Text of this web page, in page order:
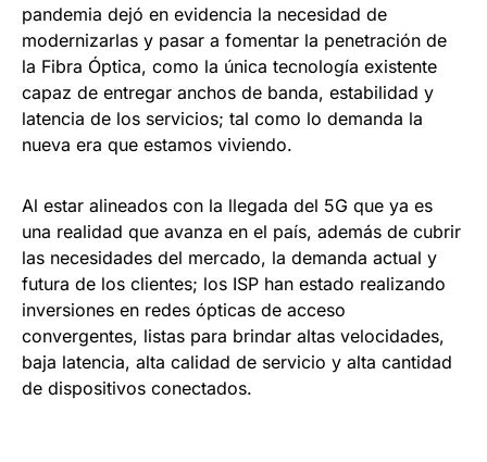
pandemia dejó en evidencia la necesidad de
modernizarlas y pasar a fomentar la penetración de
la Fibra Óptica, como la única tecnología existente
capaz de entregar anchos de banda, estabilidad y
latencia de los servicios; tal como lo demanda la
nueva era que estamos viviendo.
Al estar alineados con la llegada del 5G que ya es
una realidad que avanza en el país, además de cubrir
las necesidades del mercado, la demanda actual y
futura de los clientes; los ISP han estado realizando
inversiones en redes ópticas de acceso
convergentes, listas para brindar altas velocidades,
baja latencia, alta calidad de servicio y alta cantidad
de dispositivos conectados.